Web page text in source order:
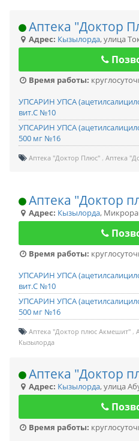
Аптека "Доктор
Адрес: Кызылорда,улица
Время работы:
УПСАРИН УПСА
вит.С №10
УПСАРИН УПСА
500 мг №16
Аптека "Доктор Плюс" Аптека
Аптека "Доктор
Адрес: Кызылорда,
Время работы:
УПСАРИН УПСА
вит.С №10
УПСАРИН УПСА
500 мг №16
Аптека "Доктор плюс Акмешит"
Кызылорда
Аптека "Доктор
Адрес: Кызылорда,улица
Время работы: